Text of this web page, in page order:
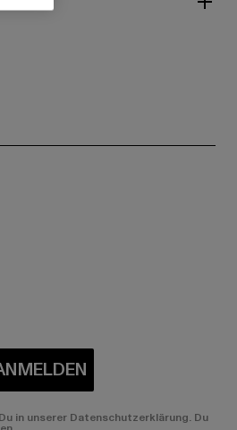
in unserer Datenschutzerklärung. Du